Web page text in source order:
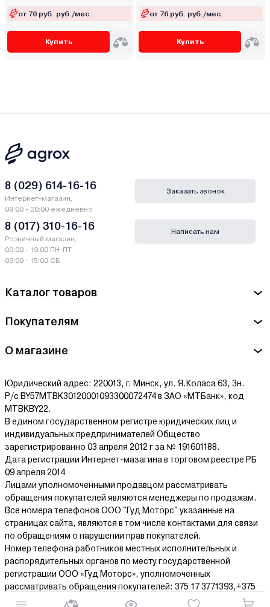
от 70 руб. руб./мес.
Купить
от 76 руб. руб./мес.
Купить
Каталог товаров
Покупателям
О магазине
Юридический адрес: 220013, г. Минск, ул. Я.Коласа 63, 3н.
Р/с BY57MTBK30120001093300072474 в ЗАО «МТБанк», код
MTBKBY22.
В едином государственном регистре юридических лиц и
индивидуальных предпринимателей Общество
зарегистрированно 03 апреля 2012 г за № 191601188.
Дата регистрации Интернет-мазагина в торговом реестре РБ
09 апреля 2014
Лицами уполномоченными продавцом рассматривать
обращения покупателей являются менеджеры по продажам.
Все номера телефонов ООО "Гуд Моторс" указанные на
страницах сайта, являются в том числе контактами для связи
по обращениям о нарушении прав покупателей.
Номер телефона работников местных исполнительных и
распорядительных органов по месту государственной
регистрации ООО «Гуд Моторс», уполномоченных
рассматривать обращения покупателей: 375 17 3771393,+375
17 3181333,+375 17 3608211.
8 (029) 614-16-16
Интернет-магазин,
09:00 - 20:00 ежедневно
8 (017) 310-16-16
Розничный магазин,
09:00 - 19:00 ПН-ПТ
09:00 - 15:00 СБ
Заказать звонок
Написать нам